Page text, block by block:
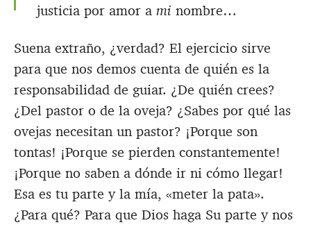
justicia por amor a mi nombre…
Suena extraño, ¿verdad? El ejercicio sirve
para que nos demos cuenta de quién es la
responsabilidad de guiar. ¿De quién crees?
¿Del pastor o de la oveja? ¿Sabes por qué las
ovejas necesitan un pastor? ¡Porque son
tontas! ¡Porque se pierden constantemente!
¡Porque no saben a dónde ir ni cómo llegar!
Esa es tu parte y la mía, «meter la pata».
¿Para qué? Para que Dios haga Su parte y nos